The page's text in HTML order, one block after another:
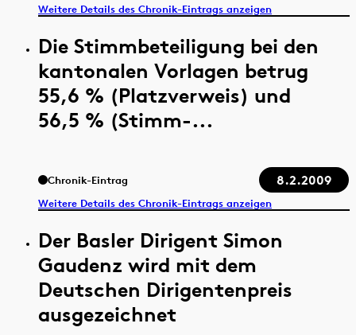
Weitere Details des Chronik-Eintrags anzeigen
Die Stimmbeteiligung bei den
kantonalen Vorlagen betrug
55,6 % (Platzverweis) und
56,5 % (Stimm-...
Chronik-Eintrag 8.2.2009
Weitere Details des Chronik-Eintrags anzeigen
Der Basler Dirigent Simon
Gaudenz wird mit dem
Deutschen Dirigentenpreis
ausgezeichnet